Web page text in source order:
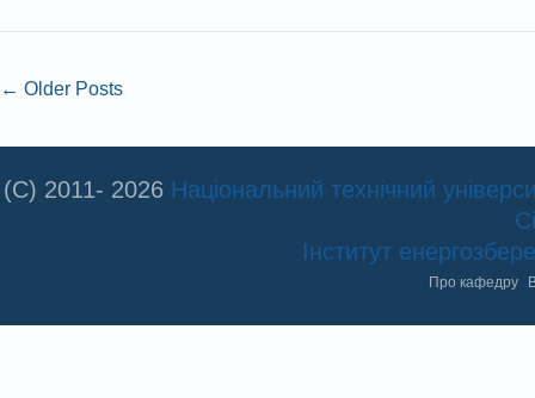
← Older Posts
(C) 2011- 2026 Національний технічний
Інститут
Про кафедру